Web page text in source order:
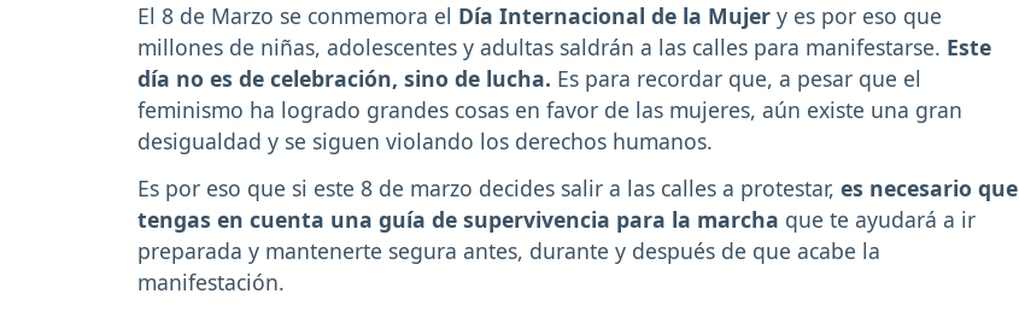
El 8 de Marzo se conmemora el Día Internacional de la Mujer y es por eso que
millones de niñas, adolescentes y adultas saldrán a las calles para manifestarse. Este
día no es de celebración, sino de lucha. Es para recordar que, a pesar que el
feminismo ha logrado grandes cosas en favor de las mujeres, aún existe una gran
desigualdad y se siguen violando los derechos humanos.
Es por eso que si este 8 de marzo decides salir a las calles a protestar, es necesario que
tengas en cuenta una guía de supervivencia para la marcha que te ayudará a ir
preparada y mantenerte segura antes, durante y después de que acabe la
manifestación.